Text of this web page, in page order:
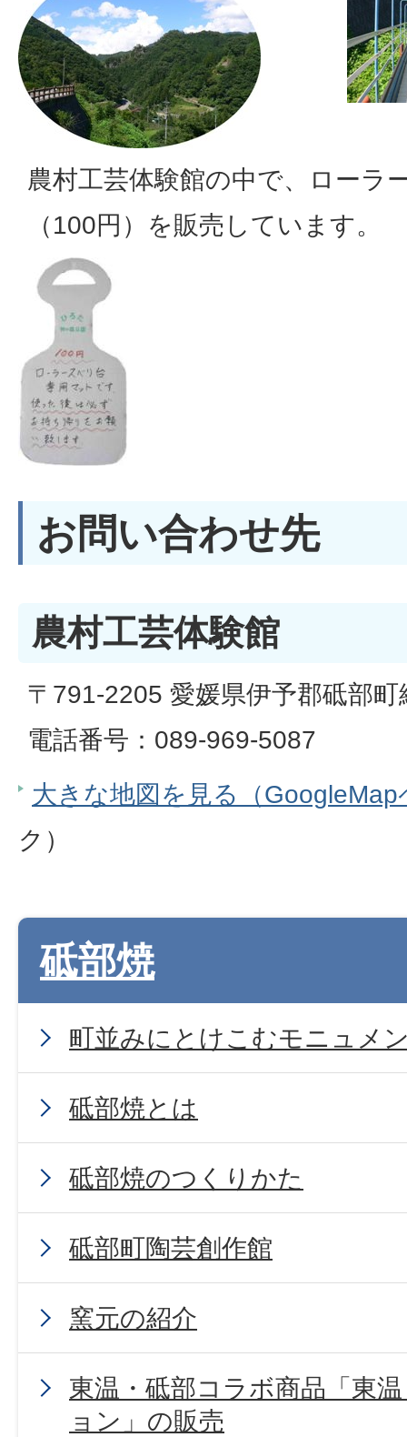
農村工芸体験館の中で、ローラ
（100円）を販売しています。
お問い合わせ先
農村工芸体験館
〒791-2205 愛媛県伊予郡砥部
電話番号：089-969-5087
大きな地図を見る（GoogleMap
ク）
砥部焼
町並みにとけこむモニュメ
砥部焼とは
砥部焼のつくりかた
砥部町陶芸創作館
窯元の紹介
東温・砥部コラボ商品「東
ョン」の販売